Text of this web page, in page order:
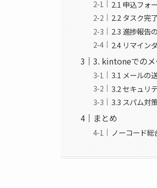
2.1 申込フォ
2.2 タスク完
2.3 進捗報告
2.4 リマイン
3. kintoneでの
3.1 メールの
3.2 セキュリ
3.3 スパム対
まとめ
ノーコード総